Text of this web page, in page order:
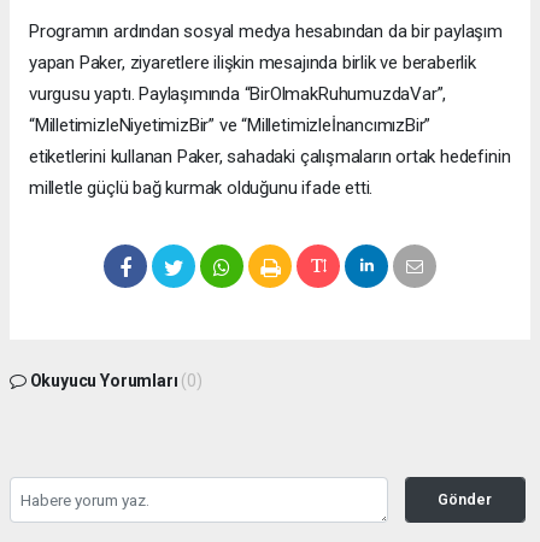
Programın ardından sosyal medya hesabından da bir paylaşım
yapan Paker, ziyaretlere ilişkin mesajında birlik ve beraberlik
vurgusu yaptı. Paylaşımında “BirOlmakRuhumuzdaVar”,
“MilletimizleNiyetimizBir” ve “MilletimizleİnancımızBir”
etiketlerini kullanan Paker, sahadaki çalışmaların ortak hedefinin
milletle güçlü bağ kurmak olduğunu ifade etti.
Okuyucu Yorumları (0)
Gönder